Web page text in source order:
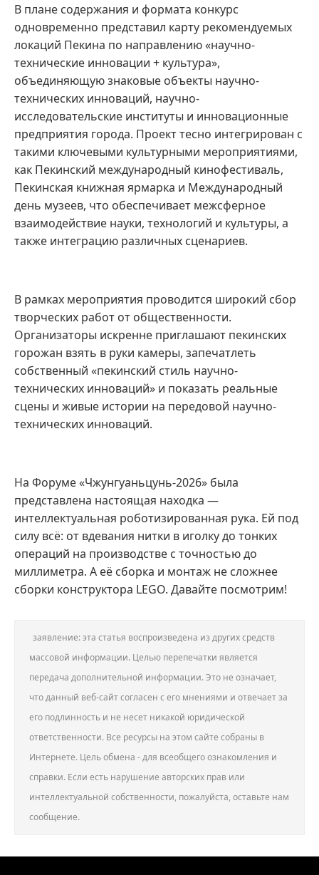
В плане содержания и формата конкурс
одновременно представил карту рекомендуемых
локаций Пекина по направлению «научно-
технические инновации + культура»,
объединяющую знаковые объекты научно-
технических инноваций, научно-
исследовательские институты и инновационные
предприятия города. Проект тесно интегрирован с
такими ключевыми культурными мероприятиями,
как Пекинский международный кинофестиваль,
Пекинская книжная ярмарка и Международный
день музеев, что обеспечивает межсферное
взаимодействие науки, технологий и культуры, а
также интеграцию различных сценариев.
В рамках мероприятия проводится широкий сбор
творческих работ от общественности.
Организаторы искренне приглашают пекинских
горожан взять в руки камеры, запечатлеть
собственный «пекинский стиль научно-
технических инноваций» и показать реальные
сцены и живые истории на передовой научно-
технических инноваций.
На Форуме «Чжунгуаньцунь-2026» была
представлена настоящая находка —
интеллектуальная роботизированная рука. Ей под
силу всё: от вдевания нитки в иголку до тонких
операций на производстве с точностью до
миллиметра. А её сборка и монтаж не сложнее
сборки конструктора LEGO. Давайте посмотрим!
заявление: эта статья воспроизведена из других средств
массовой информации. Целью перепечатки является
передача дополнительной информации. Это не означает,
что данный веб-сайт согласен с его мнениями и отвечает за
его подлинность и не несет никакой юридической
ответственности. Все ресурсы на этом сайте собраны в
Интернете. Цель обмена - для всеобщего ознакомления и
справки. Если есть нарушение авторских прав или
интеллектуальной собственности, пожалуйста, оставьте нам
сообщение.